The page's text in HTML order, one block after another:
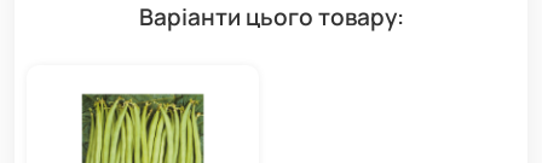
Варіанти цього товару: